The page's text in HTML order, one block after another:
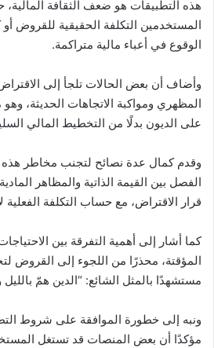
هذه التطبيقات هو ضعف الثقافة
المستخدمين التكلفة الحقيقية للقروض أو
الوقوع في أعباء مالية متراكمة.
وأضاف أن بعض الحالات تلجأ إلى الاقتراض
المظهري ومواكبة الاتجاهات الحديثة، وهو
على الديون بدلًا من التخطيط المالي
وقدم كمال عدة نصائح لتجنب مخاطر هذه
الفصل بين القيمة الذاتية والمظاهر
قرار الاقتراض، مع حساب التكلفة
كما أشار إلى أهمية التفرقة بين
المؤقتة، محذرًا من اللجوء إلى القروض
مستشهدًا بالمثل الشائع: “الدين همّ بالليل
ونبه إلى خطورة الموافقة على شروط
مؤكدًا أن بعض المنصات قد تستغل